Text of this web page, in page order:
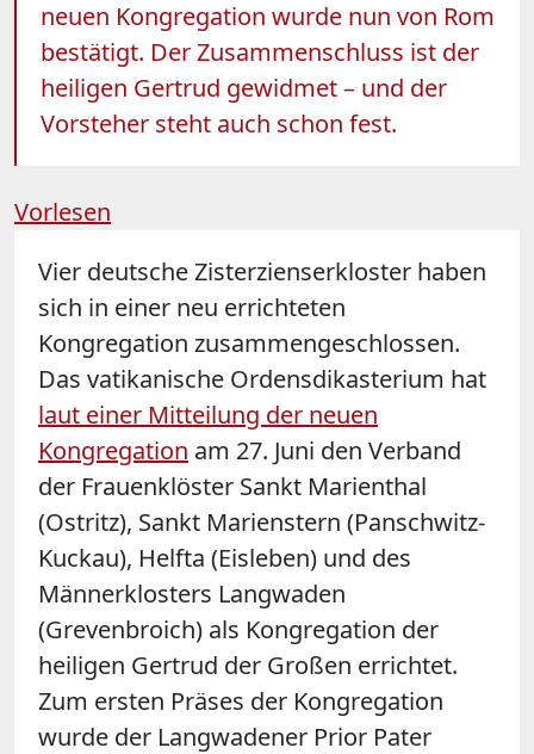
neuen Kongregation wurde nun von Rom
bestätigt. Der Zusammenschluss ist der
heiligen Gertrud gewidmet – und der
Vorsteher steht auch schon fest.
Vorlesen
Vier deutsche Zisterzienserkloster haben
sich in einer neu errichteten
Kongregation zusammengeschlossen.
Das vatikanische Ordensdikasterium hat
laut einer Mitteilung der neuen
Kongregation am 27. Juni den Verband
der Frauenklöster Sankt Marienthal
(Ostritz), Sankt Marienstern (Panschwitz-
Kuckau), Helfta (Eisleben) und des
Männerklosters Langwaden
(Grevenbroich) als Kongregation der
heiligen Gertrud der Großen errichtet.
Zum ersten Präses der Kongregation
wurde der Langwadener Prior Pater